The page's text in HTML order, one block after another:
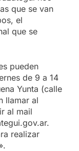
que se van
el
que se
pueden
de 9 a 14
Yunta (calle
llamar al
al mail
realizar